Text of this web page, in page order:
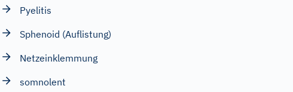
Pyelitis
Sphenoid (Auflistung)
Netzeinklemmung
somnolent